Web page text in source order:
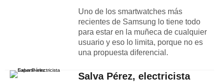
Uno de los smartwatches más
recientes de Samsung lo tiene todo
para estar en la muñeca de cualquier
usuario y eso lo limita, porque no es
una propuesta diferencial.
Salva Pérez, electricista